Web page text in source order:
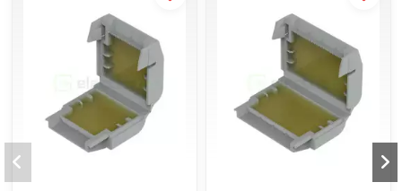
Temperatura maximă
Dimensiuni
Lățime